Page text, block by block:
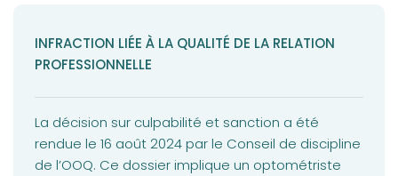
INFRACTION LIÉE À LA QUALITÉ DE LA RELATION
PROFESSIONNELLE
La décision sur culpabilité et sanction a été
rendue le 16 août 2024 par le Conseil de discipline
de l’OOQ. Ce dossier implique un optométriste